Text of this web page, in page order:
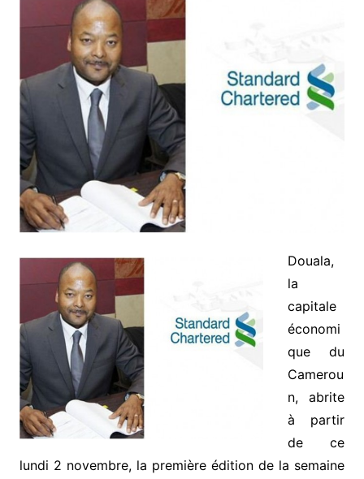
Douala,
la
capitale
économi
que du
Camerou
n, abrite
à partir
de ce
lundi 2 novembre, la première édition de la semaine